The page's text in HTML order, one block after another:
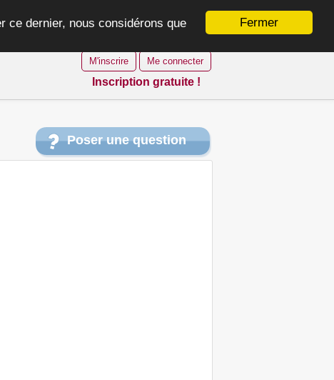
Fermer
ce dernier, nous considérons que
M'inscrire Me connecter
Inscription gratuite !
Poser une question